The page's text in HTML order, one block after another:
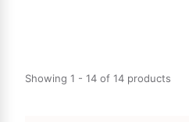
Showing 1 - 14 of 14 products